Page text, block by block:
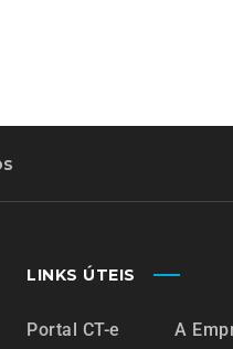
LINKS ÚTEIS
Portal CT-e A